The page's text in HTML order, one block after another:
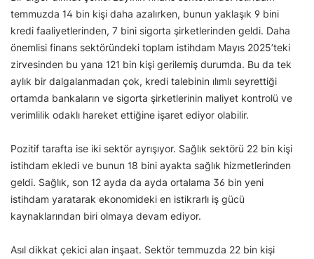
temmuzda 14 bin kişi daha azalırken, bunun yaklaşık 9 bini
kredi faaliyetlerinden, 7 bini sigorta şirketlerinden geldi. Daha
önemlisi finans sektöründeki toplam istihdam Mayıs 2025’teki
zirvesinden bu yana 121 bin kişi gerilemiş durumda. Bu da tek
aylık bir dalgalanmadan çok, kredi talebinin ılımlı seyrettiği
ortamda bankaların ve sigorta şirketlerinin maliyet kontrolü ve
verimlilik odaklı hareket ettiğine işaret ediyor olabilir.
Pozitif tarafta ise iki sektör ayrışıyor. Sağlık sektörü 22 bin kişi
istihdam ekledi ve bunun 18 bini ayakta sağlık hizmetlerinden
geldi. Sağlık, son 12 ayda da ayda ortalama 36 bin yeni
istihdam yaratarak ekonomideki en istikrarlı iş gücü
kaynaklarından biri olmaya devam ediyor.
Asıl dikkat çekici alan inşaat. Sektör temmuzda 22 bin kişi